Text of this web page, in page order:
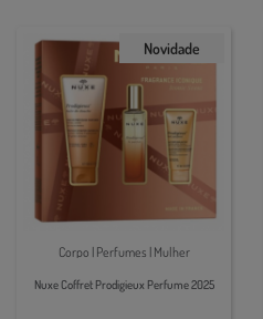
Novidade
Corpo | Perfumes | Mulher
Nuxe Coffret Prodigieux Perfume 2025